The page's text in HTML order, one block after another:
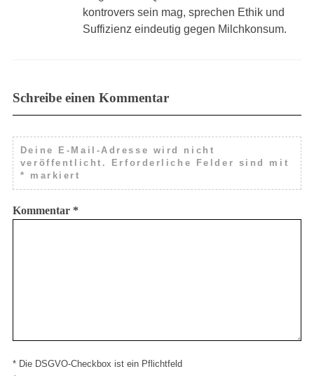
kontrovers sein mag, sprechen Ethik und
Suffizienz eindeutig gegen Milchkonsum.
Schreibe einen Kommentar
Deine E-Mail-Adresse wird nicht
veröffentlicht.
Erforderliche Felder sind mit
*
markiert
Kommentar *
* Die DSGVO-Checkbox ist ein Pflichtfeld